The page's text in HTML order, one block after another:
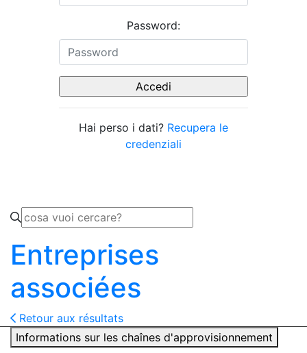
Password:
Hai perso i dati? Recupera le
credenziali
Entreprises
associées
Retour aux résultats
Informations sur les chaînes d'approvisionnement